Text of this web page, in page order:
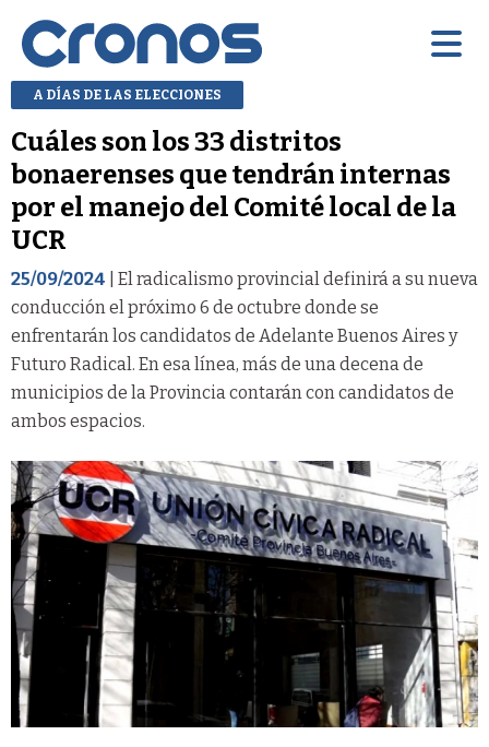
A DÍAS DE LAS ELECCIONES
Cuáles son los 33 distritos
bonaerenses que tendrán internas
por el manejo del Comité local de la
UCR
25/09/2024 | El radicalismo provincial definirá a su nueva
conducción el próximo 6 de octubre donde se
enfrentarán los candidatos de Adelante Buenos Aires y
Futuro Radical. En esa línea, más de una decena de
municipios de la Provincia contarán con candidatos de
ambos espacios.